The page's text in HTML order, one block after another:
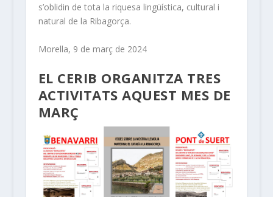
s’oblidin de tota la riquesa lingüística, cultural i
natural de la Ribagorça.
Morella, 9 de març de 2024
EL CERIB ORGANITZA TRES
ACTIVITATS AQUEST MES DE
MARÇ